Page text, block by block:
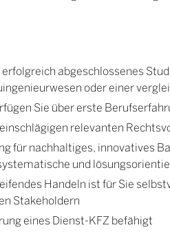
abgeschlossenes
oder einer
Sie über erste
relevanten
für nachhaltiges, innovatives
und
Handeln ist für Sie
Stakeholdern
eines Dienst-KFZ befähigt